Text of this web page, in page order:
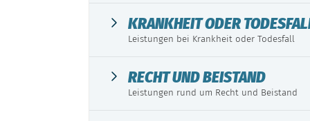
KRANKHEIT ODER
Leistungen bei Krankheit oder Todesfall
RECHT UND BEISTAND
Leistungen rund um Recht und Beistand